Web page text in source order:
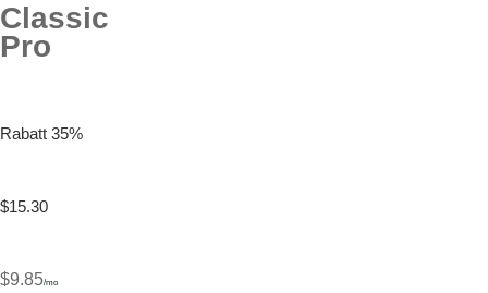
Classic
Pro
Rabatt 35%
$15.30
$9.85/mo